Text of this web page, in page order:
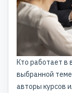
Кто работает в
выбранной
авторы курсов